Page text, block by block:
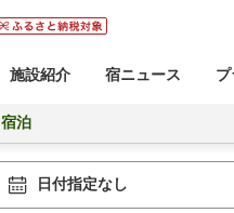
施設紹介 宿ニュース
宿泊
日付指定なし